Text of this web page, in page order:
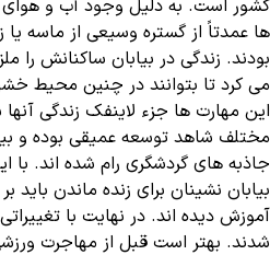
کشور است. به دلیل وجود آب و
ها عمدتاً از گستره وسیعی از ماسه
بودند. زندگی در بیابان ساکنانش
می کرد تا بتوانند در چنین محیط
این مهارت ها جزء لاینفک زندگی
مختلف شاهد توسعه عمیقی بوده و
جاذبه های گردشگری رام شده اند. با
بیابان‌ نشینان برای زنده ماندن
آموزش دیده اند. در نهایت با
شدند. بهتر است قبل از مهاجرت